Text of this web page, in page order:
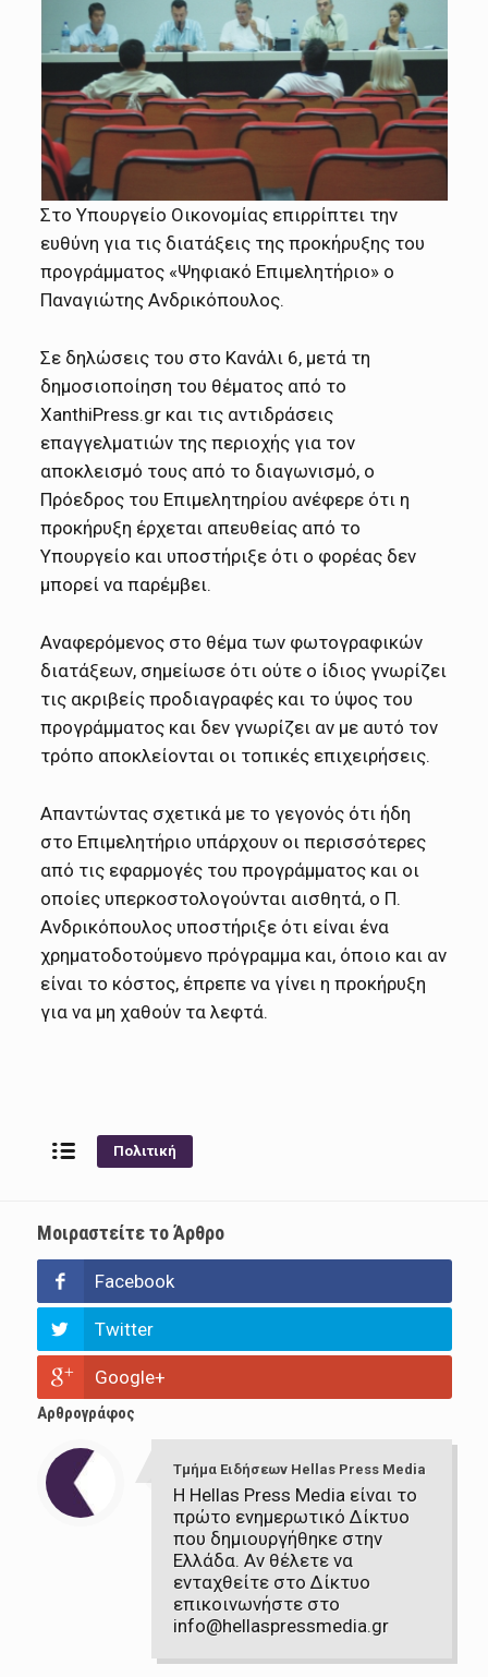
Στο Υπουργείο Οικονομίας επιρρίπτει την
ευθύνη για τις διατάξεις της προκήρυξης του
προγράμματος «Ψηφιακό Επιμελητήριο» ο
Παναγιώτης Ανδρικόπουλος.
Σε δηλώσεις του στο Κανάλι 6, μετά τη
δημοσιοποίηση του θέματος από το
XanthiPress.gr και τις αντιδράσεις
επαγγελματιών της περιοχής για τον
αποκλεισμό τους από το διαγωνισμό, ο
Πρόεδρος του Επιμελητηρίου ανέφερε ότι η
προκήρυξη έρχεται απευθείας από το
Υπουργείο και υποστήριξε ότι ο φορέας δεν
μπορεί να παρέμβει.
Αναφερόμενος στο θέμα των φωτογραφικών
διατάξεων, σημείωσε ότι ούτε ο ίδιος γνωρίζει
τις ακριβείς προδιαγραφές και το ύψος του
προγράμματος και δεν γνωρίζει αν με αυτό τον
τρόπο αποκλείονται οι τοπικές επιχειρήσεις.
Απαντώντας σχετικά με το γεγονός ότι ήδη
στο Επιμελητήριο υπάρχουν οι περισσότερες
από τις εφαρμογές του προγράμματος και οι
οποίες υπερκοστολογούνται αισθητά, ο Π.
Ανδρικόπουλος υποστήριξε ότι είναι ένα
χρηματοδοτούμενο πρόγραμμα και, όποιο και αν
είναι το κόστος, έπρεπε να γίνει η προκήρυξη
για να μη χαθούν τα λεφτά.
Πολιτική
Μοιραστείτε το Άρθρο
Facebook
Twitter
Google+
Αρθρογράφος
Τμήμα Ειδήσεων Hellas Press Media
Η Hellas Press Media είναι το
πρώτο ενημερωτικό Δίκτυο
που δημιουργήθηκε στην
Ελλάδα. Αν θέλετε να
ενταχθείτε στο Δίκτυο
επικοινωνήστε στο
info@hellaspressmedia.gr